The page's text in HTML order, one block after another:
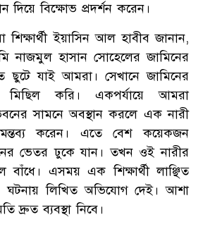
দিয়ে বিক্ষোভ প্রদর্শন করেন।
শিক্ষার্থী ইয়াসিন আল হাবীব জানান,
নাজমুল হাসান সোহেলের জামিনের
যাই আমরা। সেখানে জামিনের
মিছিল করি। একপর্যায়ে আমরা
সামনে অবস্থান করলে এক নারী
করেন। এতে বেশ কয়েকজন
ভেতর ঢুকে যান। তখন ওই নারীর
বাঁধে। এসময় এক শিক্ষার্থী লাঞ্ছিত
লিখিত অভিযোগ দেই। আশা
দ্রুত ব্যবস্থা নিবে।